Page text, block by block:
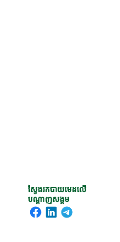
ស្វែងរកបាយមេដលើ
បណ្តាញសង្គម